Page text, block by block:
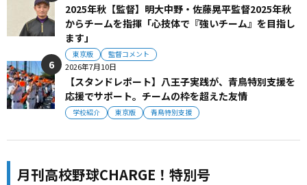
2025年秋【監督】明大中野・佐藤晃平監督2025年秋
からチームを指揮「心技体で『強いチーム』を目指し
ます」
東京版 監督コメント
2026年7月10日
【スタンドレポート】八王子実践が、青鳥特別支援を
応援でサポート。チームの枠を超えた友情
学校紹介 東京版 青鳥特別支援
月刊高校野球CHARGE！特別号